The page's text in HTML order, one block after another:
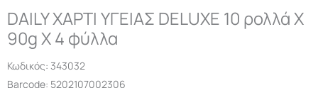
DAILY ΧΑΡΤΙ ΥΓΕΙΑΣ DELUXE 10 ρολλά X
90g X 4 φύλλα
Κωδικός: 343032
Barcode: 5202107002306